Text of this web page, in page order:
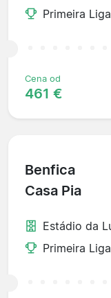
Primeira Liga
Cena od
461 €
Benfica
Casa Pia
Estádio da
Primeira Liga